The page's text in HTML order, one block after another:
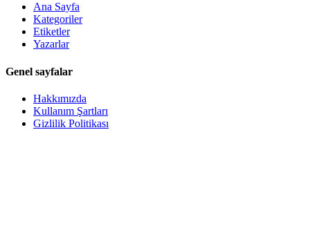
Ana Sayfa
Kategoriler
Etiketler
Yazarlar
Genel sayfalar
Hakkımızda
Kullanım Şartları
Gizlilik Politikası